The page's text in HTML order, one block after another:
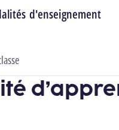
d'enseignement